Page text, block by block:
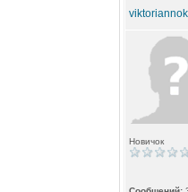
viktoriannok
Новичок